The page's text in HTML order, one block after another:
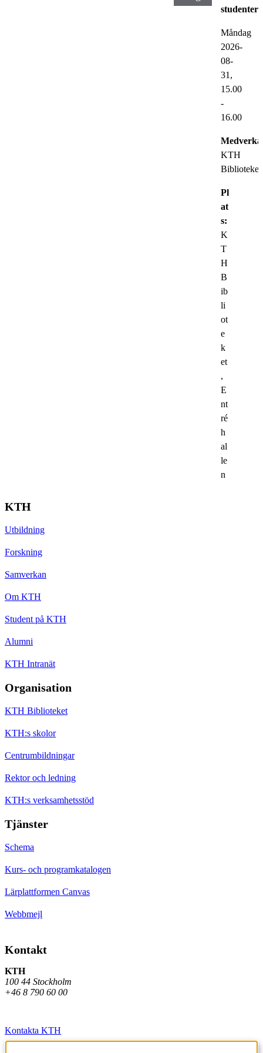
studenter
Måndag
2026-
08-
31,
15.00
-
16.00
KTH
Biblioteket
Pl
at
s:
K
T
H
B
ib
li
ot
e
k
et
,
E
nt
ré
h
al
le
n
KTH
Utbildning
Forskning
Samverkan
Om KTH
Student på KTH
Alumni
KTH Intranät
Organisation
KTH Biblioteket
KTH:s skolor
Centrumbildningar
Rektor och ledning
KTH:s verksamhetsstöd
Tjänster
Schema
Kurs- och programkatalogen
Lärplattformen Canvas
Webbmejl
Kontakt
KTH
100 44 Stockholm
+46 8 790 60 00
Kontakta KTH